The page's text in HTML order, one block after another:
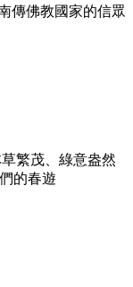
傳佛教國家的信眾
繁茂、綠意盎然
的春遊